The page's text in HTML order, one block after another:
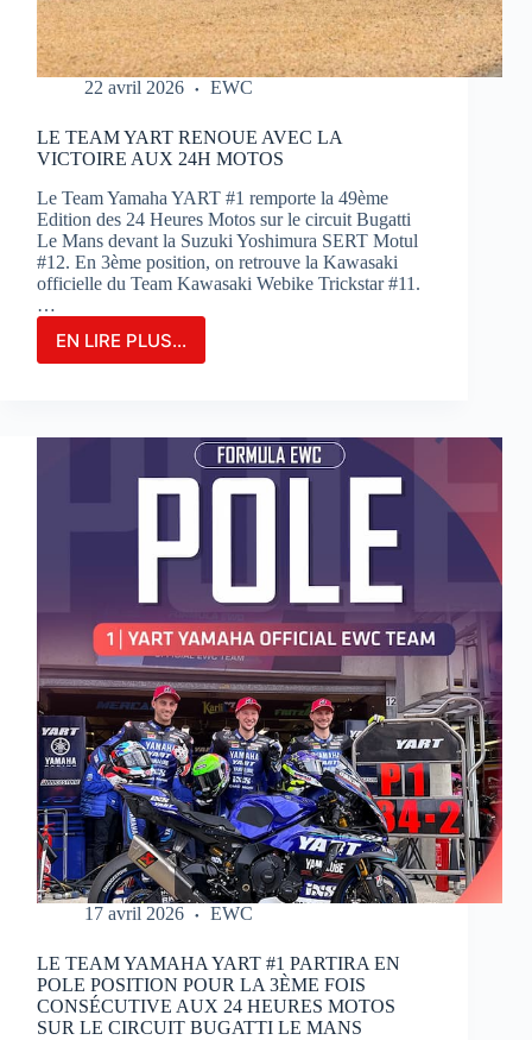
22 avril 2026 EWC
LE TEAM YART RENOUE AVEC LA
VICTOIRE AUX 24H MOTOS
Le Team Yamaha YART #1 remporte la 49ème
Edition des 24 Heures Motos sur le circuit Bugatti
Le Mans devant la Suzuki Yoshimura SERT Motul
#12. En 3ème position, on retrouve la Kawasaki
officielle du Team Kawasaki Webike Trickstar #11.
…
EN LIRE PLUS...
LE
AVEC
VICTOIRE
MOTOS
17 avril 2026 EWC
LE TEAM YAMAHA YART #1 PARTIRA EN
POLE POSITION POUR LA 3ÈME FOIS
CONSÉCUTIVE AUX 24 HEURES MOTOS
SUR LE CIRCUIT BUGATTI LE MANS